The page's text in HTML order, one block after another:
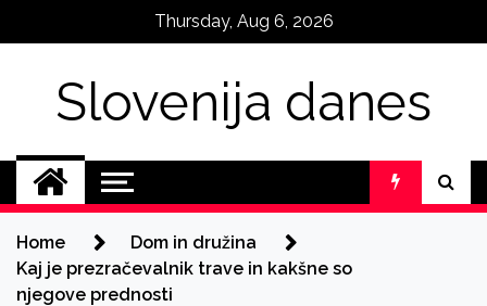
Thursday, Aug 6, 2026
Slovenija danes
Home
Dom in družina
Kaj je prezračevalnik trave in kakšne so
njegove prednosti